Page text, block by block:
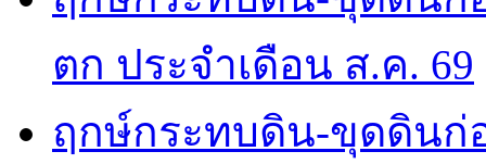
ตก ประจำเดือน ส.ค. 69
ฤกษ์กระทบดิน-ขุดดินก่